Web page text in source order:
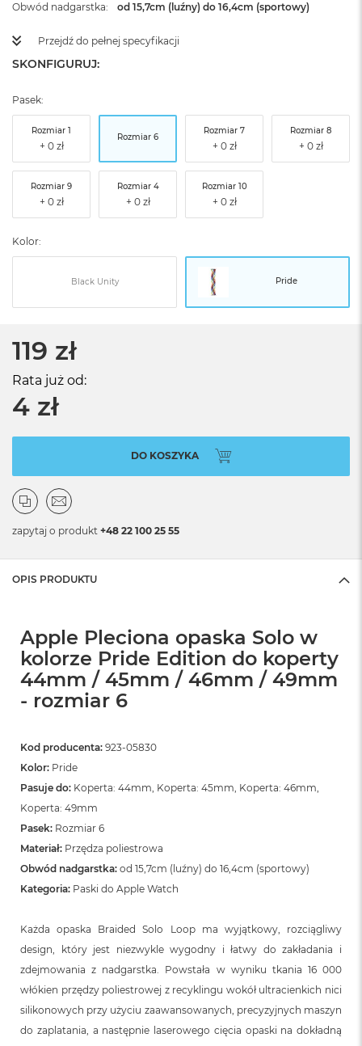
Obwód nadgarstka
od 15,7cm (luźny) do 16,4cm (sportowy)
Przejdź do pełnej specyfikacji
SKONFIGURUJ:
Pasek:
Rozmiar 1
Rozmiar 6
Rozmiar 7 Rozmiar 8
Rozmiar 9 Rozmiar 4 Rozmiar 10
Kolor:
Black Unity Pride
119 zł
Rata już od:
4 zł
DO KOSZYKA
zapytaj o produkt +48 22 100 25 55
OPIS PRODUKTU
Apple Pleciona opaska Solo w
kolorze Pride Edition do koperty
44mm / 45mm / 46mm / 49mm
- rozmiar 6
Kod producenta: 923-05830
Kolor: Pride
Pasuje do: Koperta: 44mm, Koperta: 45mm, Koperta: 46mm,
Koperta: 49mm
Pasek: Rozmiar 6
Materiał: Przędza poliestrowa
Obwód nadgarstka: od 15,7cm (luźny) do 16,4cm (sportowy)
Kategoria: Paski do Apple Watch
Każda opaska Braided Solo Loop ma wyjątkowy, rozciągliwy
design, który jest niezwykle wygodny i łatwy do zakładania i
zdejmowania z nadgarstka. Powstała w wyniku tkania 16 000
włókien przędzy poliestrowej z recyklingu wokół ultracienkich nici
silikonowych przy użyciu zaawansowanych, precyzyjnych maszyn
do zaplatania, a następnie laserowego cięcia opaski na dokładną